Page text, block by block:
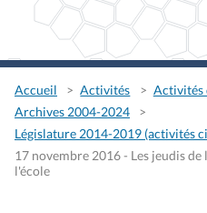
Accueil Activités
Activités
Archives 2004-2024
Législature 2014-2019 (activités
17 novembre 2016 - Les jeudis
l'école